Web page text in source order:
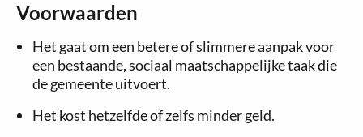
Voorwaarden
Het gaat om een betere of slimmere aanpak voor
een bestaande, sociaal maatschappelijke taak die
de gemeente uitvoert.
Het kost hetzelfde of zelfs minder geld.